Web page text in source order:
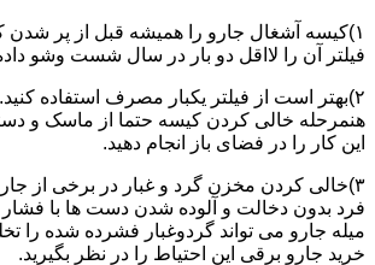
۱)کیسه آشغال جارو را همیشه قبل از پر
فیلتر آن را لااقل دو بار در سال شست وشو
۲)بهتر است از فیلتر یکبار مصرف استفاده
هنمرحله خالی کردن کیسه حتما از ماسک و
این کار را در فضای باز انجام دهید.
۳)خالی کردن مخزن گرد و غبار در برخی از
فرد بدون دخالت و آلوده شدن دست ها با
میله جارو می تواند گردوغبار فشرده شده را
خرید جارو برقی این احتیاط را در نظر بگیرید.